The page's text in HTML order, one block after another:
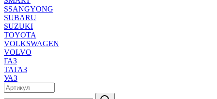
SSANGYONG
SUBARU
SUZUKI
TOYOTA
VOLKSWAGEN
VOLVO
ГАЗ
ТАГАЗ
УАЗ